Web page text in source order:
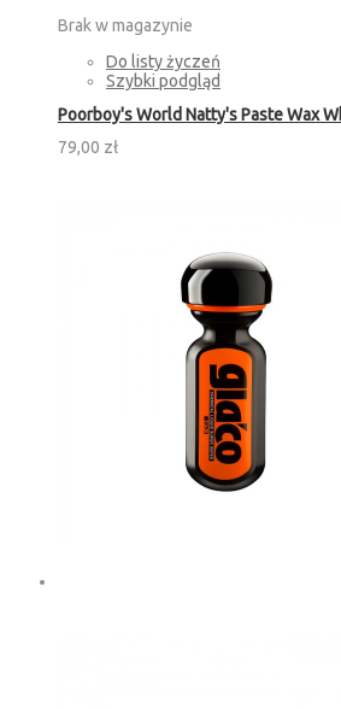
Brak w magazynie
Do listy życzeń
Szybki podgląd
Poorboy's World Natty's Paste Wax
79,00 zł